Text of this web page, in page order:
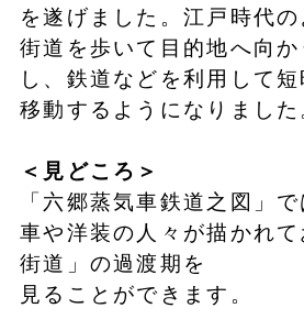
を遂げました。江戸時代
街道を歩いて目的地へ向
し、鉄道などを利用して
移動するようになりました
＜見どころ＞
「六郷蒸気車鉄道之図」
車や洋装の人々が描かれ
街道」の過渡期を
見ることができます。